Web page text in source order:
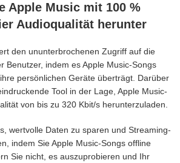
Apple Music mit 100 %
Audioqualität herunter
den ununterbrochenen Zugriff auf die
Benutzer, indem es Apple Music-Songs
persönlichen Geräte überträgt. Darüber
Tool in der Lage, Apple Music-
von bis zu 320 Kbit/s herunterzuladen.
wertvolle Daten zu sparen und Streaming-
indem Sie Apple Music-Songs offline
Sie nicht, es auszuprobieren und Ihr